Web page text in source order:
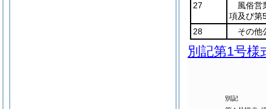
27
風俗営
項及び第
28
その他
別記第1号様